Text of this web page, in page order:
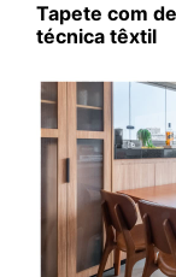
Tapete com
técnica têxtil